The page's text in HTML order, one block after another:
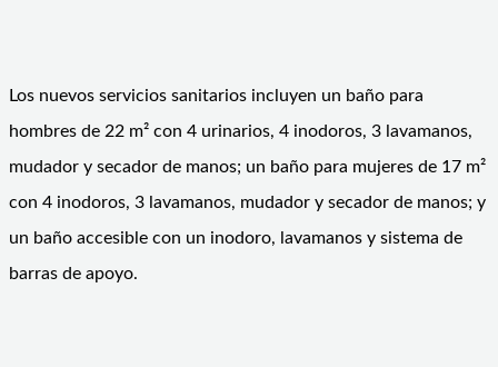
Los nuevos servicios sanitarios incluyen un baño para
hombres de 22 m² con 4 urinarios, 4 inodoros, 3 lavamanos,
mudador y secador de manos; un baño para mujeres de 17 m²
con 4 inodoros, 3 lavamanos, mudador y secador de manos; y
un baño accesible con un inodoro, lavamanos y sistema de
barras de apoyo.